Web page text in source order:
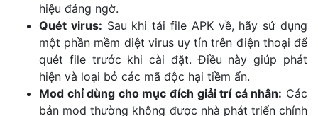
hiệu đáng ngờ.
Quét virus: Sau khi tải file APK về, hãy sử dụng
một phần mềm diệt virus uy tín trên điện thoại để
quét file trước khi cài đặt. Điều này giúp phát
hiện và loại bỏ các mã độc hại tiềm ẩn.
Mod chỉ dùng cho mục đích giải trí cá nhân: Các
bản mod thường không được nhà phát triển chính